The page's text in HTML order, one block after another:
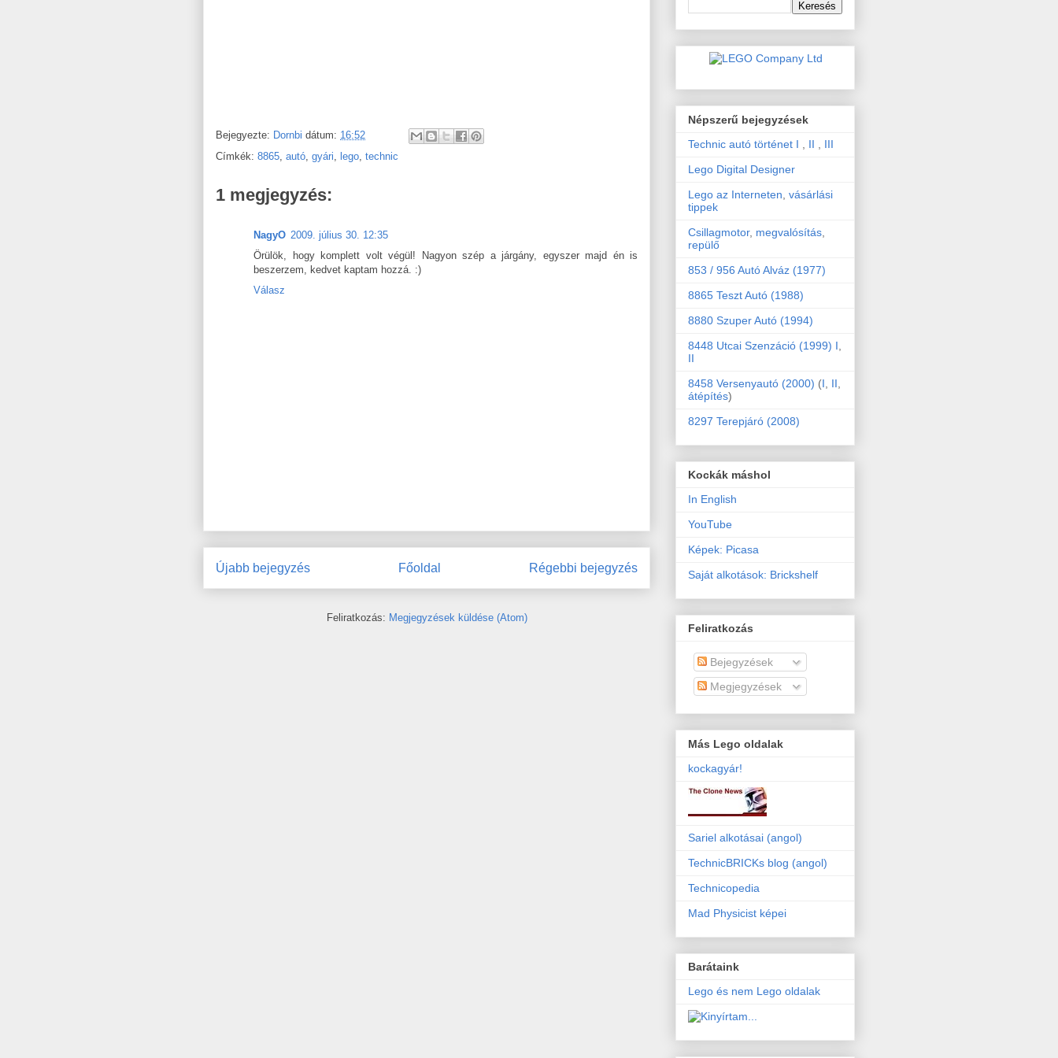
Bejegyezte: Dornbi dátum: 16:52
Címkék: 8865, autó, gyári, lego, technic
1 megjegyzés:
NagyO 2009. július 30. 12:35
Örülök, hogy komplett volt végül! Nagyon szép a járgány, egyszer majd én is
beszerzem, kedvet kaptam hozzá. :)
Válasz
Újabb bejegyzés Régebbi bejegyzés
Főoldal
Feliratkozás: Megjegyzések küldése (Atom)
Népszerű bejegyzések
Technic autó történet I
II
III
Lego Digital Designer
Lego az Interneten vásárlási
tippek
Csillagmotor, megvalósítás
repülő
853 / 956 Autó Alváz (1977)
8865 Teszt Autó (1988)
8880 Szuper Autó (1994)
8448 Utcai Szenzáció (1999) I
II
8458 Versenyautó (2000) (I II
átépítés)
8297 Terepjáró (2008)
Kockák máshol
In English
YouTube
Képek: Picasa
Saját alkotások: Brickshelf
Feliratkozás
Bejegyzések
Megjegyzések
Más Lego oldalak
kockagyár!
Sariel alkotásai (angol)
TechnicBRICKs blog (angol)
Technicopedia
Mad Physicist képei
Barátaink
Lego és nem Lego oldalak